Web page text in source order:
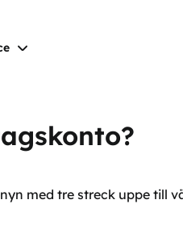
med tre streck uppe till